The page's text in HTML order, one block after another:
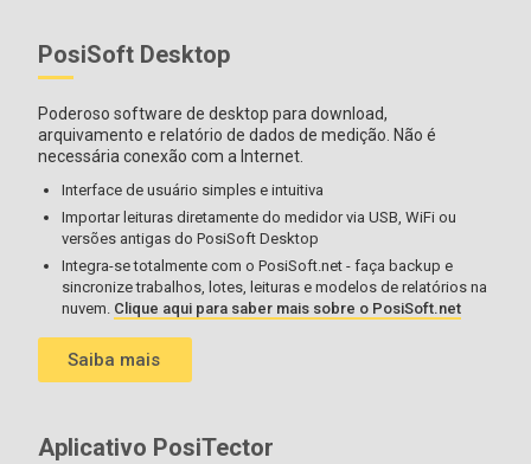
PosiSoft Desktop
Poderoso software de desktop para download,
arquivamento e relatório de dados de medição. Não é
necessária conexão com a Internet.
Interface de usuário simples e intuitiva
Importar leituras diretamente do medidor via USB, WiFi ou
versões antigas do PosiSoft Desktop
Integra-se totalmente com o PosiSoft.net - faça backup e
sincronize trabalhos, lotes, leituras e modelos de relatórios na
nuvem. Clique aqui para saber mais sobre o PosiSoft.net
Saiba mais
Aplicativo PosiTector